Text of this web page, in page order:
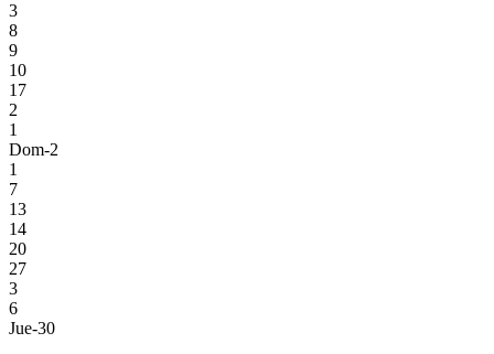
3
8
9
10
17
2
1
Dom-2
1
7
13
14
20
27
3
6
Jue-30